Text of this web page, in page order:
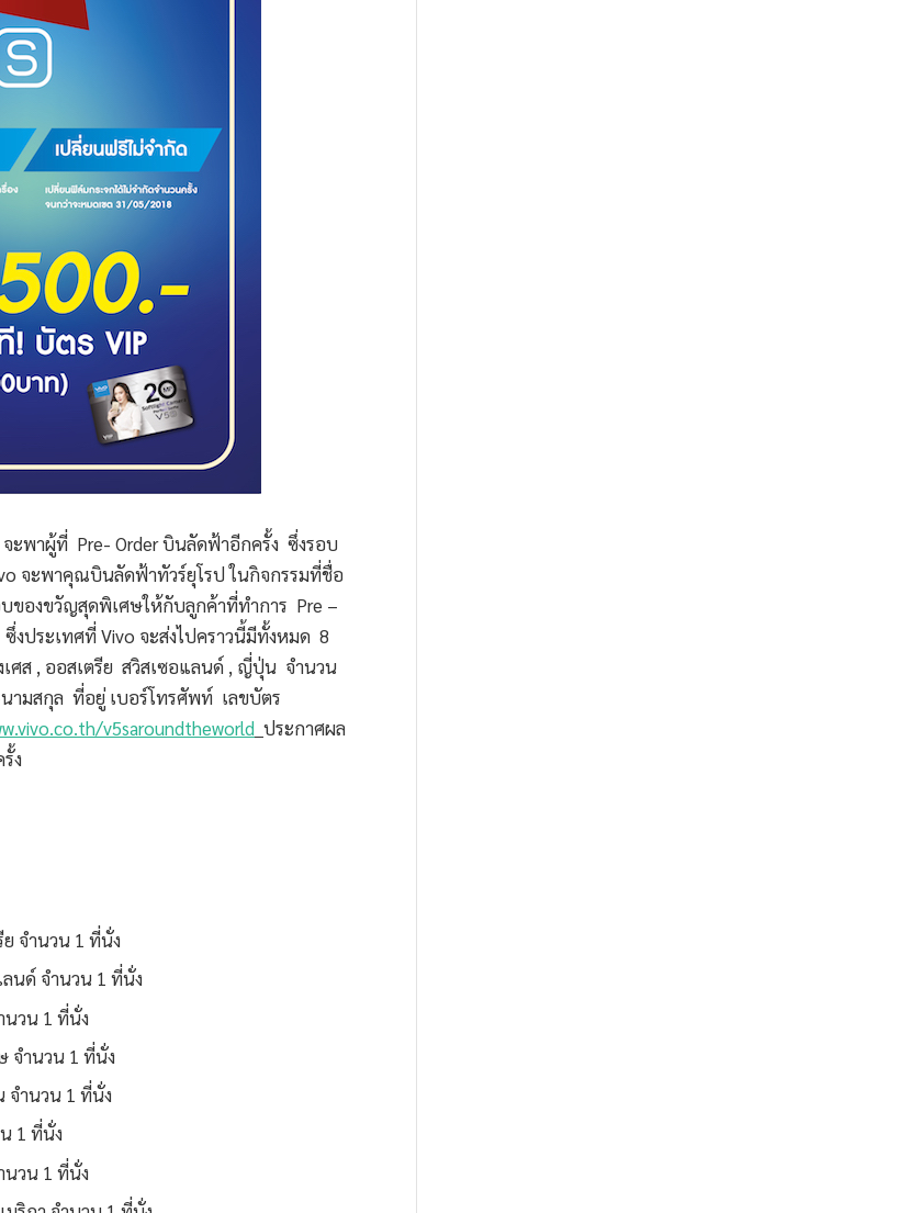
ะพาผู้ที่ Pre- Order บินลัดฟ้าอีกครั้ง ซึ่งรอบ
จะพาคุณบินลัดฟ้าทัวร์ยุโรป ในกิจกรรมที่ชื่อ
ของขวัญสุดพิเศษให้กับลูกค้าที่ทำการ Pre –
งประเทศที่ Vivo จะส่งไปคราวนี้มีทั้งหมด 8
เศส , ออสเตรีย สวิสเซอแลนด์ , ญี่ปุ่น จำนวน
ามสกุล ที่อยู่ เบอร์โทรศัพท์ เลขบัตร
v5saroundtheworld ประกาศผล
ง
จำนวน 1 ที่นั่ง
นด์ จำนวน 1 ที่นั่ง
นวน 1 ที่นั่ง
จำนวน 1 ที่นั่ง
จำนวน 1 ที่นั่ง
1 ที่นั่ง
นวน 1 ที่นั่ง